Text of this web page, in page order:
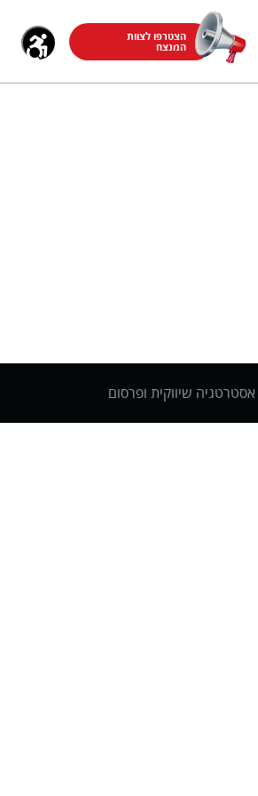
הצטרפו לצוות
המנצח
אסטרטגיה שיווקית ופרסום